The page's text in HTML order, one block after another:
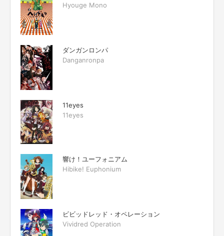
Hyouge Mono
ダンガンロンパ
Danganronpa
11eyes
11eyes
響け！ユーフォニアム
Hibike! Euphonium
ビビッドレッド・オペレーション
Vividred Operation